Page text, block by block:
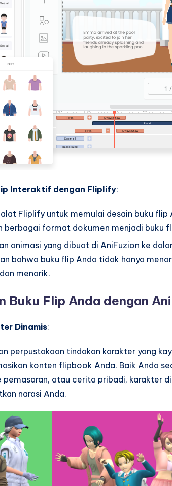
Interaktif dengan Fliplify:
alat Fliplify untuk memulai desain buku
berbagai format dokumen menjadi buku
animasi yang dibuat di AniFuzion ke
bahwa buku flip Anda tidak hanya
menarik.
Buku Flip Anda dengan
Dinamis:
perpustakaan tindakan karakter yang
konten flipbook Anda. Baik Anda
pemasaran, atau cerita pribadi, karakter
narasi Anda.